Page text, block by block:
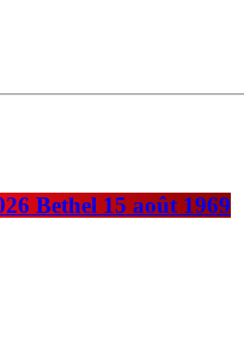
Bethel 15 août 1969